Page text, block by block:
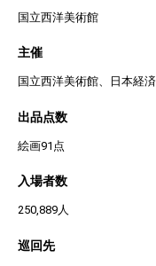
国立西洋美術館
主催
国立西洋美術館、日本経
出品点数
絵画91点
入場者数
250,889人
巡回先